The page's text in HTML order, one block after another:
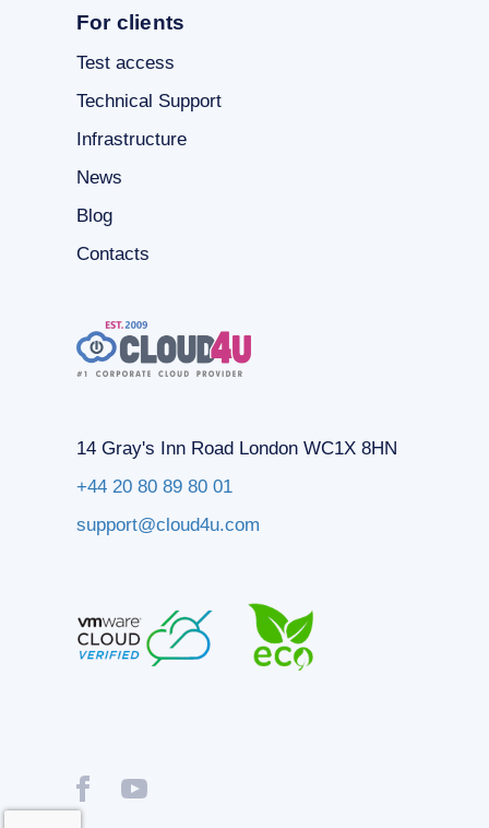
For clients
Test access
Technical Support
Infrastructure
News
Blog
Contacts
14 Gray's Inn Road London WC1X 8HN
+44 20 80 89 80 01
support@cloud4u.com